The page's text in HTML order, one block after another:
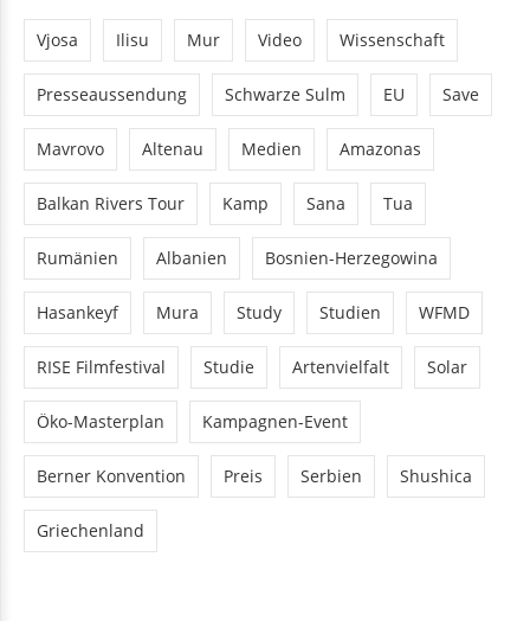
Vjosa Ilisu Mur Video Wissenschaft
Presseaussendung Schwarze Sulm EU Save
Mavrovo Altenau Medien Amazonas
Balkan Rivers Tour Kamp Sana Tua
Rumänien Albanien Bosnien-Herzegowina
Hasankeyf Mura Study Studien WFMD
RISE Filmfestival Studie Artenvielfalt Solar
Öko-Masterplan Kampagnen-Event
Berner Konvention Preis Serbien Shushica
Griechenland